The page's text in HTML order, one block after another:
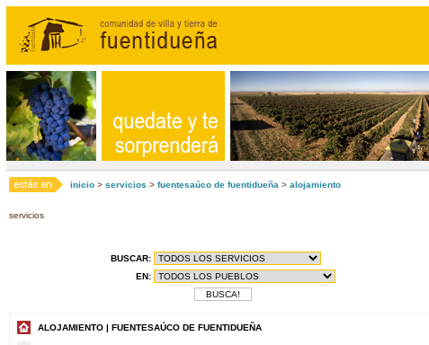
inicio > servicios > fuentesaúco de fuentidueña > alojamiento
servicios
BUSCAR:
EN:
ALOJAMIENTO | FUENTESAÚCO DE FUENTIDUEÑA